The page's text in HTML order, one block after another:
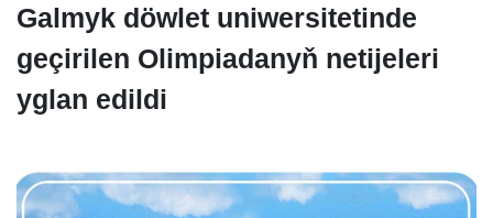
Galmyk döwlet uniwersitetinde
geçirilen Olimpiadanyň netijeleri
yglan edildi